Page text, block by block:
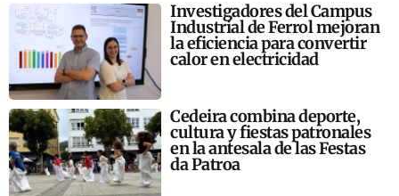
Investigadores del Campus
Industrial de Ferrol mejoran
la eficiencia para convertir
calor en electricidad
Cedeira combina deporte,
cultura y fiestas patronales
en la antesala de las Festas
da Patroa